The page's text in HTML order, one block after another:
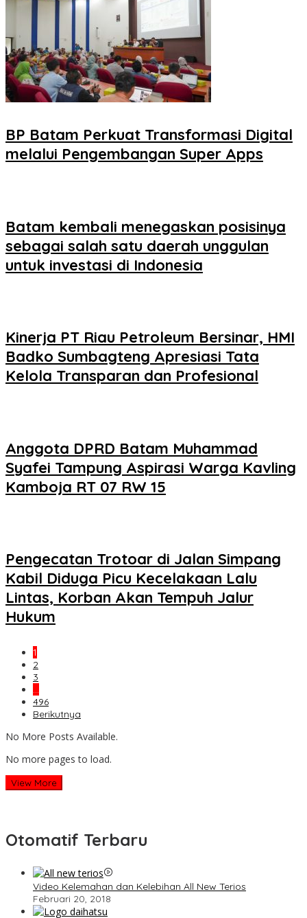
BP Batam Perkuat Transformasi Digital
melalui Pengembangan Super Apps
Batam kembali menegaskan posisinya
sebagai salah satu daerah unggulan
untuk investasi di Indonesia
Kinerja PT Riau Petroleum Bersinar, HMI
Badko Sumbagteng Apresiasi Tata
Kelola Transparan dan Profesional
Anggota DPRD Batam Muhammad
Syafei Tampung Aspirasi Warga Kavling
Kamboja RT 07 RW 15
Pengecatan Trotoar di Jalan Simpang
Kabil Diduga Picu Kecelakaan Lalu
Lintas, Korban Akan Tempuh Jalur
Hukum
1
2
3
…
496
Berikutnya
No More Posts Available.
No more pages to load.
View More
Otomatif Terbaru
Video Kelemahan dan Kelebihan All New Terios
Februari 20, 2018